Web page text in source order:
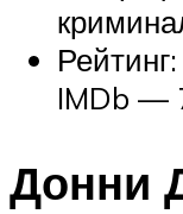
IMDb —
Донни